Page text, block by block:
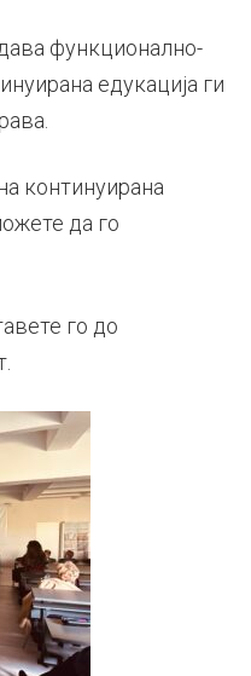
функционално-
едукација ги
континуирана
да го
го до